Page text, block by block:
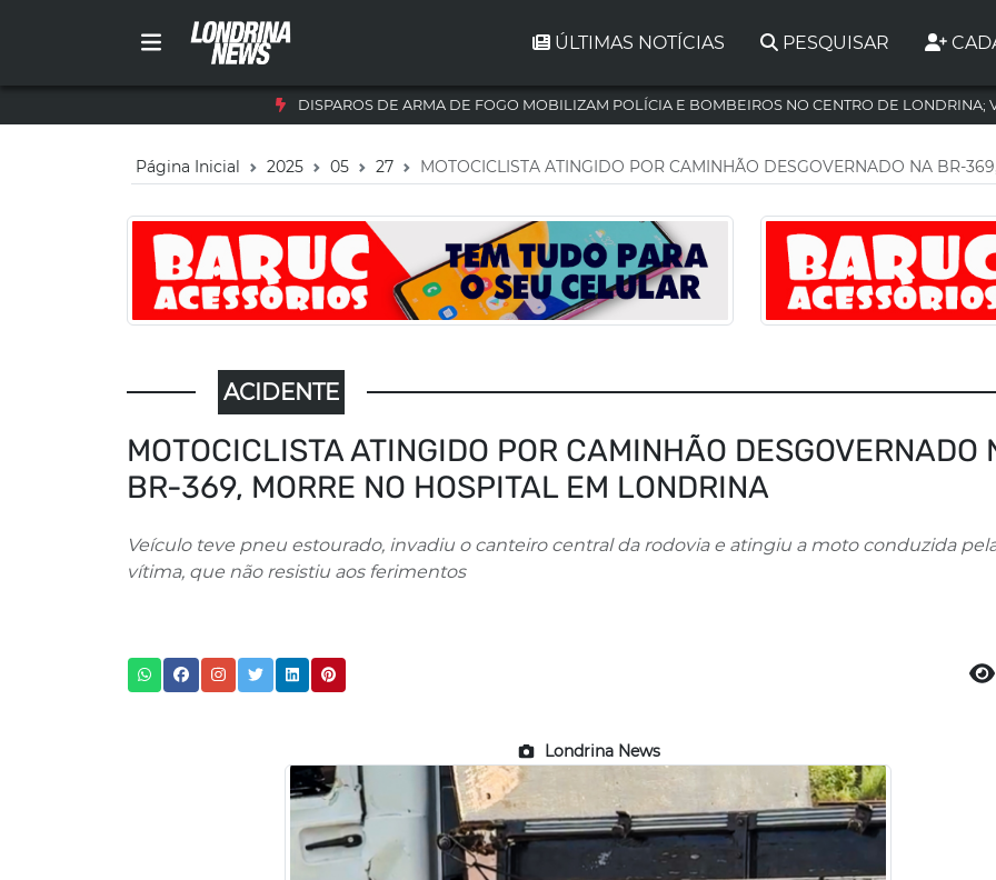
ÚLTIMAS NOTÍCIAS PESQUISAR
DISPAROS DE ARMA DE FOGO MOBILIZAM POLÍCIA E BOMBEIROS NO CENTRO DE LONDRINA;
Página Inicial 2025 05 27 MOTOCICLISTA ATINGIDO POR CAMINHÃO DESGOVERNADO NA BR-
ACIDENTE
MOTOCICLISTA ATINGIDO POR CAMINHÃO DESGOVERNADO
BR-369, MORRE NO HOSPITAL EM LONDRINA
Veículo teve pneu estourado, invadiu o canteiro central da rodovia e atingiu a moto conduzida
vítima, que não resistiu aos ferimentos
Londrina News